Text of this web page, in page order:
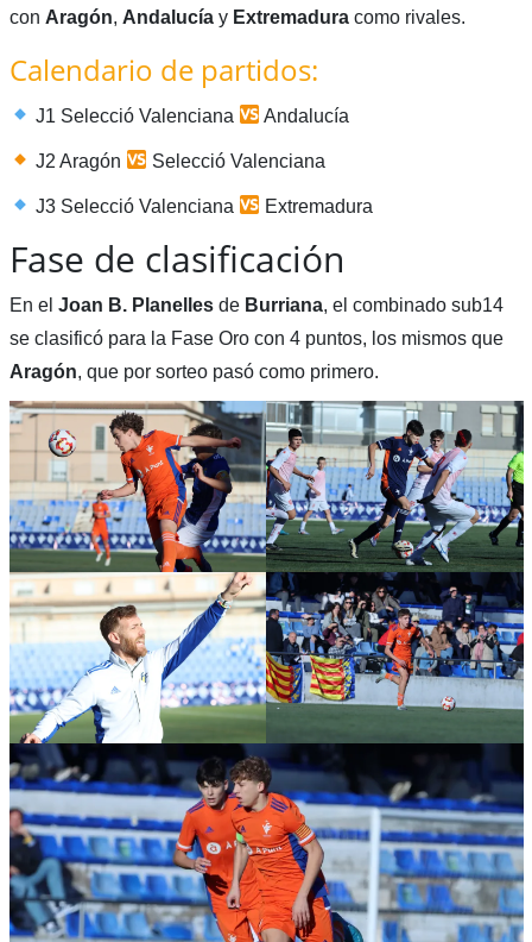
con Aragón, Andalucíay Extremaduracomo rivales.
Calendario de partidos:
J1 Selecció Valenciana Andalucía
J2 Aragón Selecció Valenciana
J3 Selecció Valenciana Extremadura
Fase de clasificación
En el Joan B. Planellesde Burriana, el combinado sub14
se clasificó para la Fase Oro con 4 puntos, los mismos que
Aragón, que por sorteo pasó como primero.